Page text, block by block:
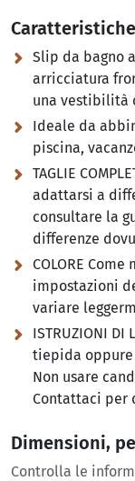
Caratteristiche
Slip da bagno
arricciatura
una vestibilità
Ideale da
piscina,
TAGLIE
adattarsi a
consultare la
differenze
COLORE
impostazioni
variare
ISTRUZIONI DI
tiepida oppure
Non usare
Contattaci per
Dimensioni,
Controlla le